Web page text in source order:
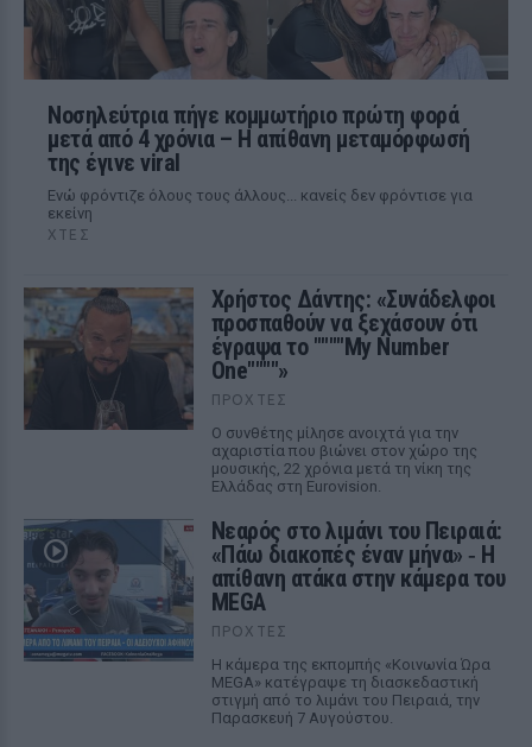
Νοσηλεύτρια πήγε κομμωτήριο πρώτη φορά
μετά από 4 χρόνια – Η απίθανη μεταμόρφωσή
της έγινε viral
Ενώ φρόντιζε όλους τους άλλους... κανείς δεν φρόντισε για
εκείνη
ΧΤΕΣ
Χρήστος Δάντης: «Συνάδελφοι
προσπαθούν να ξεχάσουν ότι
έγραψα το """"My Number
One""""»
ΠΡΟΧΤΈΣ
Ο συνθέτης μίλησε ανοιχτά για την
αχαριστία που βιώνει στον χώρο της
μουσικής, 22 χρόνια μετά τη νίκη της
Ελλάδας στη Eurovision.
Νεαρός στο λιμάνι του Πειραιά:
«Πάω διακοπές έναν μήνα» ‑ Η
απίθανη ατάκα στην κάμερα του
MEGA
ΠΡΟΧΤΈΣ
Η κάμερα της εκπομπής «Κοινωνία Ώρα
MEGA» κατέγραψε τη διασκεδαστική
στιγμή από το λιμάνι του Πειραιά, την
Παρασκευή 7 Αυγούστου.